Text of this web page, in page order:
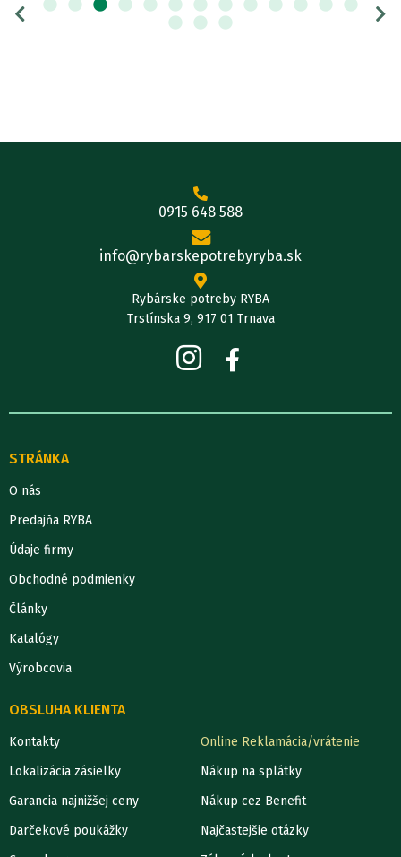
0915 648 588
info@rybarskepotrebyryba.sk
Rybárske potreby RYBA
Trstínska 9, 917 01 Trnava
STRÁNKA
O nás
Predajňa RYBA
Údaje firmy
Obchodné podmienky
Články
Katalógy
Výrobcovia
OBSLUHA KLIENTA
Kontakty
Lokalizácia zásielky
Garancia najnižšej ceny
Darčekové poukážky
Online Reklamácia/vrátenie
Nákup na splátky
Nákup cez Benefit
Najčastejšie otázky